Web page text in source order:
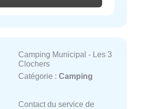
Camping Municipal - Les 3
Clochers
Catégorie : Camping
Contact du service de